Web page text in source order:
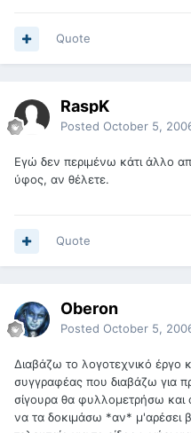
Quote
RaspK
Posted October 5,
Εγώ δεν περιμένω κάτι άλλο
ύφος, αν θέλετε.
Quote
Oberon
Posted October 5,
Διαβάζω το λογοτεχνικό έργο
συγγραφέας που διαβάζω για
σίγουρα θα φυλλομετρήσω και
να τα δοκιμάσω *αν* μ'αρέσει